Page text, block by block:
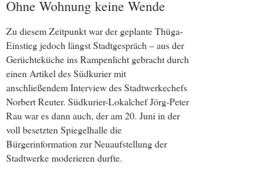
Ohne Wohnung keine Wende
Zu diesem Zeitpunkt war der geplante Thüga-
Einstieg jedoch längst Stadtgespräch – aus der
Gerüchteküche ins Rampenlicht gebracht durch
einen Artikel des Südkurier mit
anschließendem Interview des Stadtwerkechefs
Norbert Reuter. Südkurier-Lokalchef Jörg-Peter
Rau war es dann auch, der am 20. Juni in der
voll besetzten Spiegelhalle die
Bürgerinformation zur Neuaufstellung der
Stadtwerke moderieren durfte.